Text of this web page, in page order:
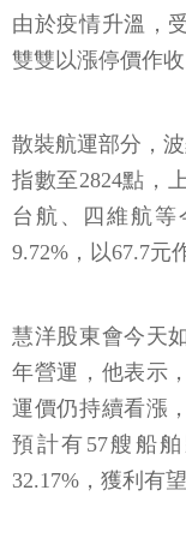
由於疫情升溫，
雙雙以漲停價作收
散裝航運部分，
指數至2824點，
台航、四維航
9.72%，以67.7元
慧洋股東會今天
年營運，他表示
運價仍持續看漲
預計有57艘船
32.17%，獲利有